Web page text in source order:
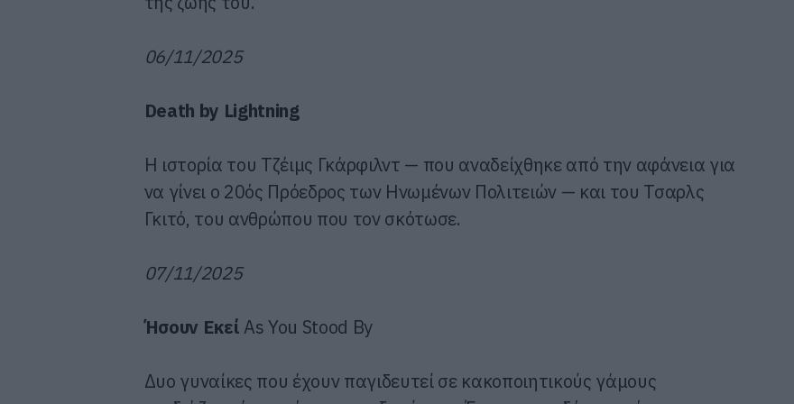
06/11/2025
Death by Lightning
Η ιστορία του Τζέιμς Γκάρφιλντ — που αναδείχθηκε από την αφάνεια για
να γίνει ο 20ός Πρόεδρος των Ηνωμένων Πολιτειών — και του Τσαρλς
Γκιτό, του ανθρώπου που τον σκότωσε.
07/11/2025
Ήσουν Εκεί As You Stood By
Δυο γυναίκες που έχουν παγιδευτεί σε κακοποιητικούς γάμους